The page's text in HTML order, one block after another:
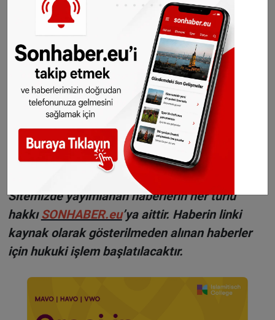
Haber: Halil Uygun
©Sonhaber.eu
Haberlerimizi İnstagram hesabımızdan da takip
edebilirsiniz.
WhatsAppta ücretsiz bültenimize abone olun,
Hollanda ve diğer Avrupa ülkeleri gündeminden
seçtiğimiz haberler her gün telefonunuza
gelsin!Abone olmak için tıklayın
Sitemizde yayımlanan haberlerin her türlü
hakkıSONHABER.eu’ya aittir. Haberin linki
kaynak olarak gösterilmeden alınan haberler
için hukuki işlem başlatılacaktır.